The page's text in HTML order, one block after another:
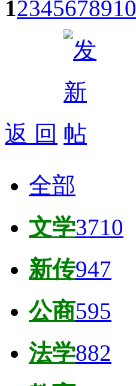
12345678910
返 回
全部
文学3710
新传947
公商595
法学882